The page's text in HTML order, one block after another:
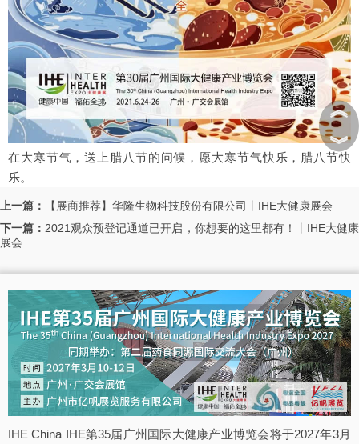
在大寒节气，送上腊八节的问候，愿大寒节气快乐，腊八节快
乐。
上一篇：
【展商推荐】华隆生物科技股份有限公司丨IHE大健康展会
下一篇： 2021观众预登记通道已开启，你想要的这里都有！丨IHE大健康
展会
IHE China IHE第35届广州国际大健康产业博览会将于2027年3月
︽
︾